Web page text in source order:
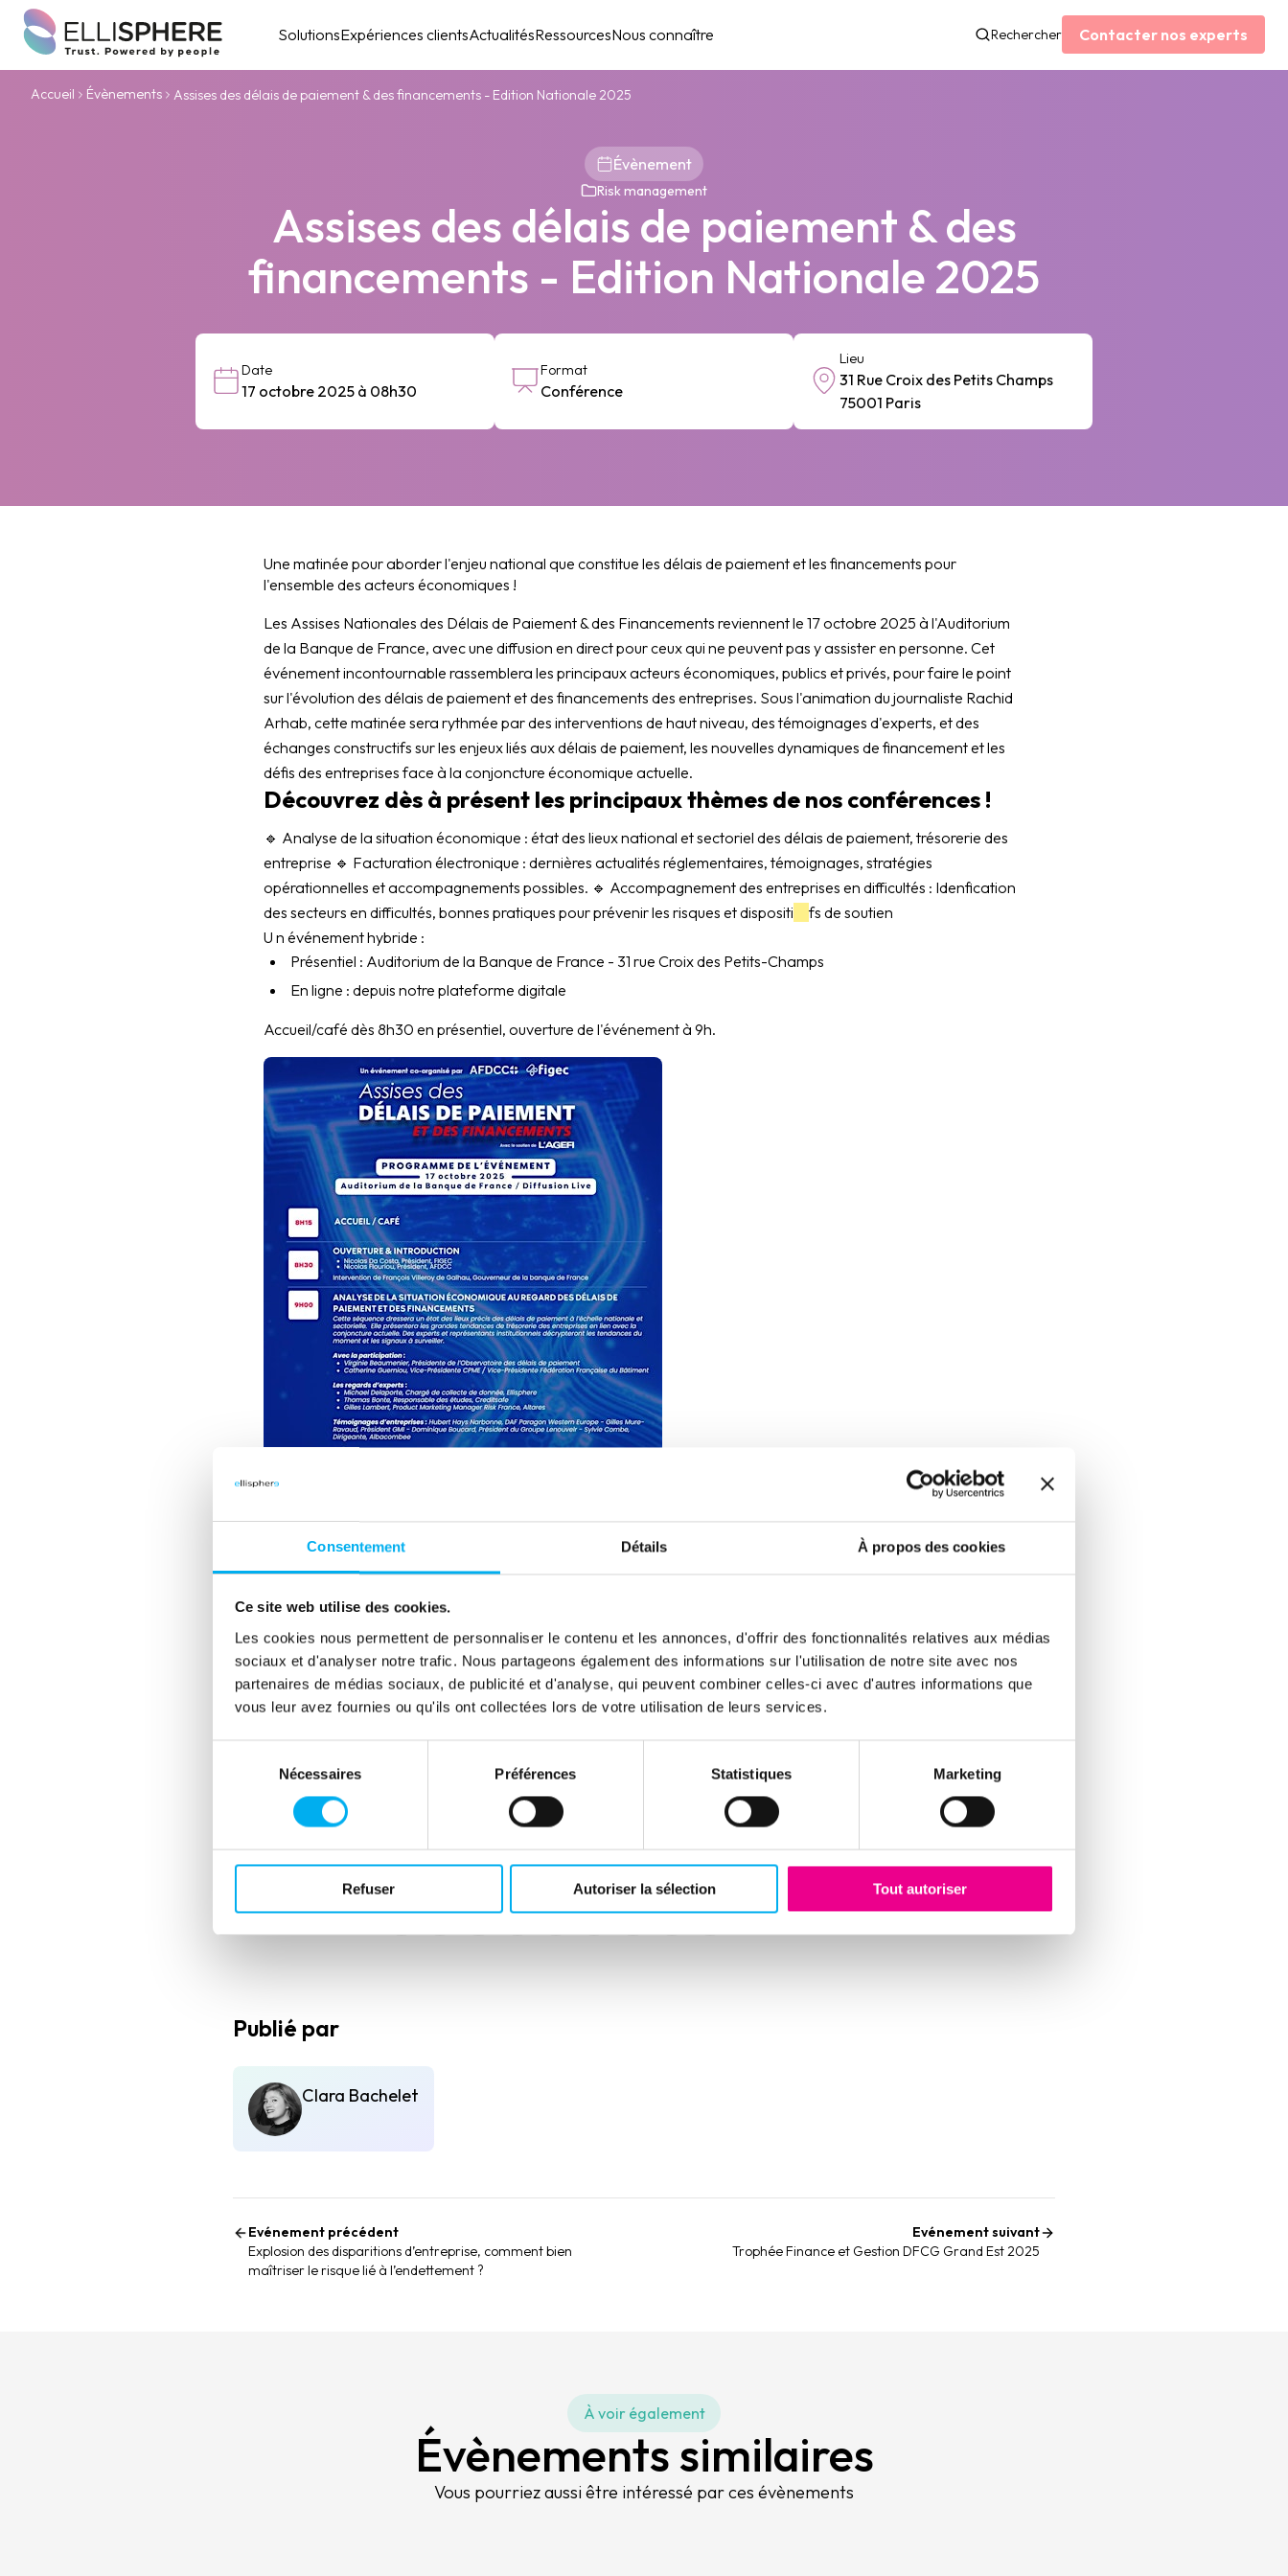
Consentement Détails À propos des cookies
Ce site web utilise des cookies.
Les cookies nous permettent de personnaliser le contenu et les annonces, d'offrir des fonctionnalités relatives aux médias
sociaux et d'analyser notre trafic. Nous partageons également des informations sur l'utilisation de notre site avec nos
partenaires de médias sociaux, de publicité et d'analyse, qui peuvent combiner celles-ci avec d'autres informations que
vous leur avez fournies ou qu'ils ont collectées lors de votre utilisation de leurs services.
consentement
Nécessaires Préférences Statistiques Marketing
Refuser Autoriser la sélection Tout autoriser
SolutionsExpériences clientsActualitésRessourcesNous connaître Rechercher Contacter nos experts
Accueil Évènements Assises des délais de paiement & des financements - Edition Nationale 2025
Évènement
Risk management
Assises des délais de paiement & des
financements - Edition Nationale 2025
Date
17 octobre 2025 à 08h30
Format
Conférence
Lieu
31 Rue Croix des Petits Champs
75001 Paris
Une matinée pour aborder l'enjeu national que constitue les délais de paiement et les financements pour
l'ensemble des acteurs économiques !
Les Assises Nationales des Délais de Paiement & des Financements reviennent le 17 octobre 2025 à l'Auditorium
de la Banque de France, avec une diffusion en direct pour ceux qui ne peuvent pas y assister en personne. Cet
événement incontournable rassemblera les principaux acteurs économiques, publics et privés, pour faire le point
sur l'évolution des délais de paiement et des financements des entreprises. Sous l'animation du journaliste Rachid
Arhab, cette matinée sera rythmée par des interventions de haut niveau, des témoignages d'experts, et des
échanges constructifs sur les enjeux liés aux délais de paiement, les nouvelles dynamiques de financement et les
défis des entreprises face à la conjoncture économique actuelle.
Découvrez dès à présent les principaux thèmes de nos conférences !
🔹 Analyse de la situation économique : état des lieux national et sectoriel des délais de paiement, trésorerie des
entreprise 🔹 Facturation électronique : dernières actualités réglementaires, témoignages, stratégies
opérationnelles et accompagnements possibles. 🔹 Accompagnement des entreprises en difficultés : Idenfication
des secteurs en difficultés, bonnes pratiques pour prévenir les risques et dispositi
fs de soutien
U n événement hybride :
Présentiel : Auditorium de la Banque de France - 31 rue Croix des Petits-Champs
En ligne : depuis notre plateforme digitale
Accueil/café dès 8h30 en présentiel, ouverture de l'événement à 9h.
Partager cet évènement
Publié par
Clara Bachelet
Evénement précédent
Explosion des disparitions d’entreprise, comment bien
maîtriser le risque lié à l’endettement ?
Evénement suivant
Trophée Finance et Gestion DFCG Grand Est 2025
À voir également
Évènements similaires
Vous pourriez aussi être intéressé par ces évènements